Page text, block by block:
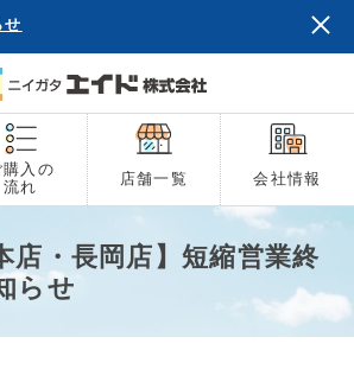
購入の
流れ
店舗一覧 会社情報
店・長岡店】短縮営業終
らせ